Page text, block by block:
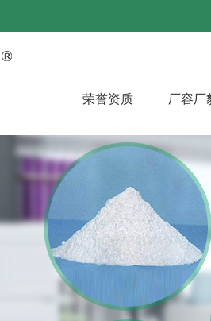
荣誉资质 厂容厂